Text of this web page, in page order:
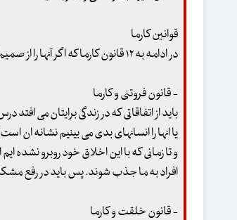
قوانین کارما
در ادامه به ۱۲ قانون کارما که اگر آنها را از صمیم قلب درک کنید می‌توانید زندگی‌تان را دگرگون سازید پرداخته‌ایم:
- قانون فروتنی و کارما
باید از اتفاقاتی که در زندگی برایتان می
یا انها را انسانهای بدی می بینیم نشانه
و تا زمانی که با این اخلاق خود روبرو نشده
افراد به ما جذب شوند. پس باید در رفع
- قانون خلقت و کارما